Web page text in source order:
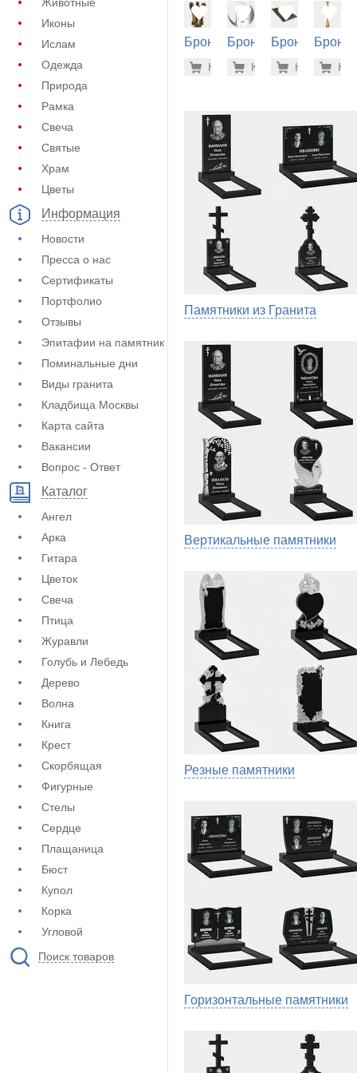
Иконы
Ислам
Одежда
Природа
Рамка
Свеча
Святые
Храм
Цветы
Информация
Новости
Пресса о нас
Сертификаты
Портфолио
Отзывы
Эпитафии на памятник
Поминальные дни
Виды гранита
Кладбища Москвы
Карта сайта
Вакансии
Вопрос - Ответ
Каталог
Ангел
Арка
Гитара
Цветок
Свеча
Птица
Журавли
Голубь и Лебедь
Дерево
Волна
Книга
Крест
Скорбящая
Фигурные
Стелы
Сердце
Плащаница
Бюст
Купол
Корка
Угловой
Поиск товаров
Бронза
памятник
-7% 11.800
Купить
Бронза
памятник
-7%
Купить
Бронза
памятник
-
Купить
Бронза
Памятники из Гранита
Вертикальные памятники
Резные памятники
Горизонтальные памятники